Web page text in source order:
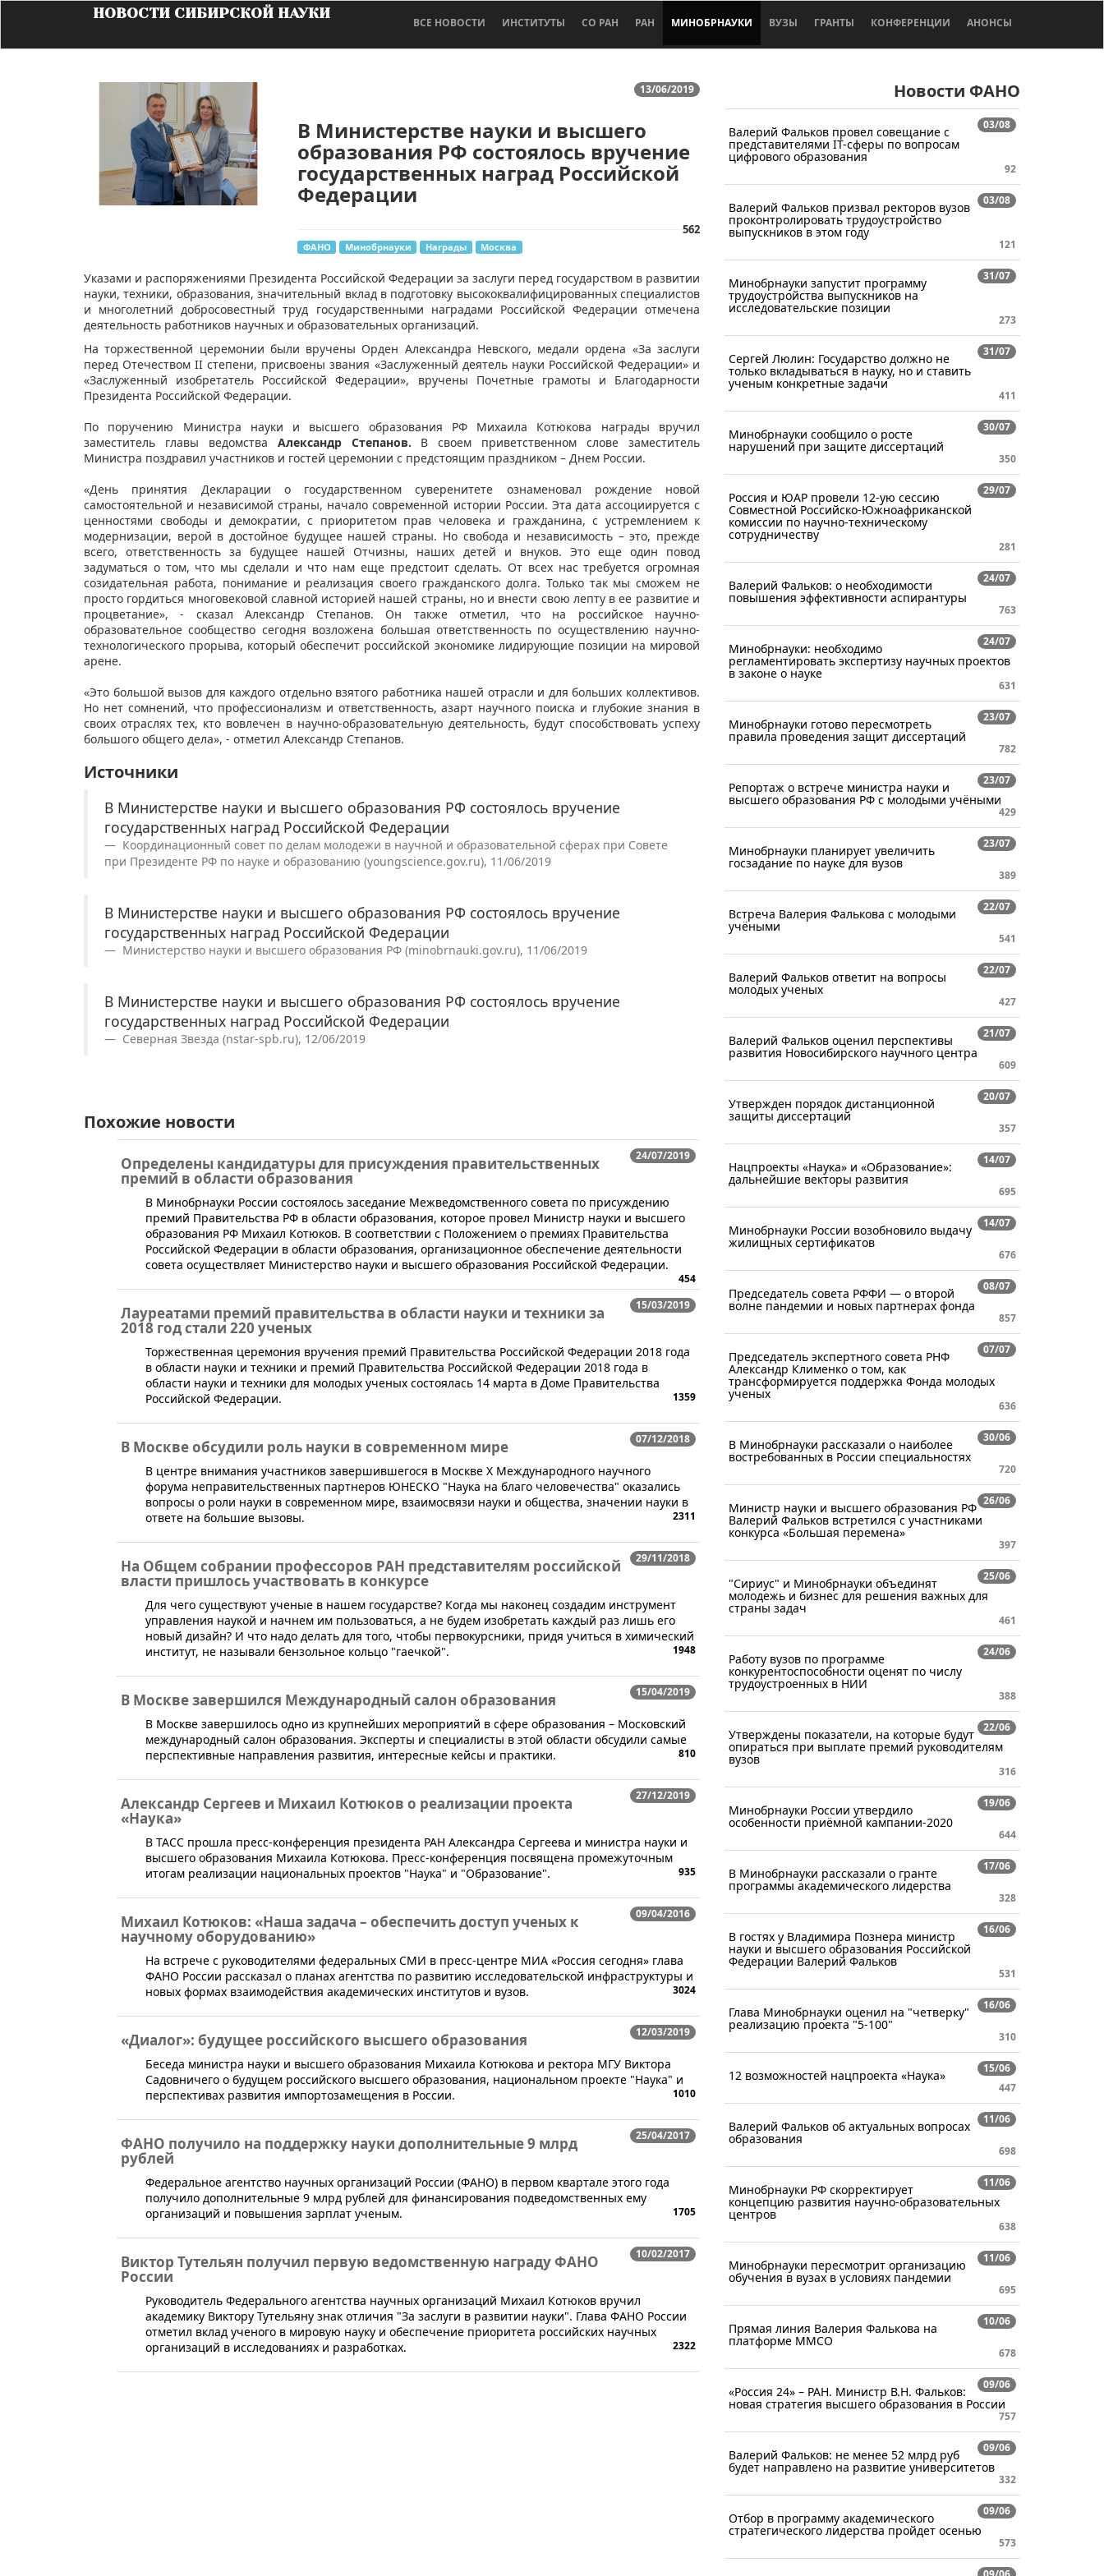
НОВОСТИ СИБИРСКОЙ НАУКИ
ВСЕ НОВОСТИ ИНСТИТУТЫ СО РАН РАН МИНОБРНАУКИ ВУЗЫ ГРАНТЫ КОНФЕРЕНЦИИ АНОНСЫ
13/06/2019
В Министерстве науки и высшего
образования РФ состоялось вручение
государственных наград Российской
Федерации
562
ФАНО Минобрнауки Награды Москва
​Указами и распоряжениями Президента Российской Федерации за заслуги перед государством в развитии
науки, техники, образования, значительный вклад в подготовку высококвалифицированных специалистов
и многолетний добросовестный труд государственными наградами Российской Федерации отмечена
деятельность работников научных и образовательных организаций.
На торжественной церемонии были вручены Орден Александра Невского, медали ордена «За заслуги
перед Отечеством II степени, присвоены звания «Заслуженный деятель науки Российской Федерации» и
«Заслуженный изобретатель Российской Федерации», вручены Почетные грамоты и Благодарности
Президента Российской Федерации.
По поручению Министра науки и высшего образования РФ Михаила Котюкова награды вручил
заместитель главы ведомства Александр Степанов. В своем приветственном слове заместитель
Министра поздравил участников и гостей церемонии с предстоящим праздником – Днем России.
«День принятия Декларации о государственном суверенитете ознаменовал рождение новой
самостоятельной и независимой страны, начало современной истории России. Эта дата ассоциируется с
ценностями свободы и демократии, с приоритетом прав человека и гражданина, с устремлением к
модернизации, верой в достойное будущее нашей страны. Но свобода и независимость – это, прежде
всего, ответственность за будущее нашей Отчизны, наших детей и внуков. Это еще один повод
задуматься о том, что мы сделали и что нам еще предстоит сделать. От всех нас требуется огромная
созидательная работа, понимание и реализация своего гражданского долга. Только так мы сможем не
просто гордиться многовековой славной историей нашей страны, но и внести свою лепту в ее развитие и
процветание», - сказал Александр Степанов. Он также отметил, что на российское научно-
образовательное сообщество сегодня возложена большая ответственность по осуществлению научно-
технологического прорыва, который обеспечит российской экономике лидирующие позиции на мировой
арене.
«Это большой вызов для каждого отдельно взятого работника нашей отрасли и для больших коллективов.
Но нет сомнений, что профессионализм и ответственность, азарт научного поиска и глубокие знания в
своих отраслях тех, кто вовлечен в научно-образовательную деятельность, будут способствовать успеху
большого общего дела», - отметил Александр Степанов.
Источники
В Министерстве науки и высшего образования РФ состоялось вручение
государственных наград Российской Федерации
Координационный совет по делам молодежи в научной и образовательной сферах при Совете
при Президенте РФ по науке и образованию (youngscience.gov.ru), 11/06/2019
В Министерстве науки и высшего образования РФ состоялось вручение
государственных наград Российской Федерации
Министерство науки и высшего образования РФ (minobrnauki.gov.ru), 11/06/2019
В Министерстве науки и высшего образования РФ состоялось вручение
государственных наград Российской Федерации
Северная Звезда (nstar-spb.ru), 12/06/2019
Похожие новости
24/07/2019
Определены кандидатуры для присуждения правительственных
премий в области образования
В Минобрнауки России состоялось заседание Межведомственного совета по присуждению
премий Правительства РФ в области образования, которое провел Министр науки и высшего
образования РФ Михаил Котюков. В соответствии с Положением о премиях Правительства
Российской Федерации в области образования, организационное обеспечение деятельности
совета осуществляет Министерство науки и высшего образования Российской Федерации.
454
15/03/2019
Лауреатами премий правительства в области науки и техники за
2018 год стали 220 ученых
​Торжественная церемония вручения премий Правительства Российской Федерации 2018 года
в области науки и техники и премий Правительства Российской Федерации 2018 года в
области науки и техники для молодых ученых состоялась 14 марта в Доме Правительства
Российской Федерации.
1359
07/12/2018
В Москве обсудили роль науки в современном мире
​В центре внимания участников завершившегося в Москве X Международного научного
форума неправительственных партнеров ЮНЕСКО "Наука на благо человечества" оказались
вопросы о роли науки в современном мире, взаимосвязи науки и общества, значении науки в
ответе на большие вызовы.
2311
29/11/2018
На Общем собрании профессоров РАН представителям российской
власти пришлось участвовать в конкурсе
​Для чего существуют ученые в нашем государстве? Когда мы наконец создадим инструмент
управления наукой и начнем им пользоваться, а не будем изобретать каждый раз лишь его
новый дизайн? И что надо делать для того, чтобы первокурсники, придя учиться в химический
институт, не называли бензольное кольцо "гаечкой".
1948
15/04/2019
В Москве завершился Международный салон образования
В Москве завершилось одно из крупнейших мероприятий в сфере образования – Московский
международный салон образования. Эксперты и специалисты в этой области обсудили самые
перспективные направления развития, интересные кейсы и практики.
810
27/12/2019
Александр Сергеев и Михаил Котюков о реализации проекта
«Наука»
В ТАСС прошла пресс-конференция президента РАН Александра Сергеева и министра науки и
высшего образования Михаила Котюкова. Пресс-конференция посвящена промежуточным
итогам реализации национальных проектов "Наука" и "Образование".
935
09/04/2016
Михаил Котюков: «Наша задача – обеспечить доступ ученых к
научному оборудованию»
​На встрече с руководителями федеральных СМИ в пресс-центре МИА «Россия сегодня» глава
ФАНО России рассказал о планах агентства по развитию исследовательской инфраструктуры и
новых формах взаимодействия академических институтов и вузов.
3024
12/03/2019
«Диалог»: будущее российского высшего образования
​Беседа министра науки и высшего образования Михаила Котюкова и ректора МГУ Виктора
Садовничего о будущем российского высшего образования, национальном проекте "Наука" и
перспективах развития импортозамещения в России.
1010
25/04/2017
ФАНО получило на поддержку науки дополнительные 9 млрд
рублей
Федеральное агентство научных организаций России (ФАНО) в первом квартале этого года
получило дополнительные 9 млрд рублей для финансирования подведомственных ему
организаций и повышения зарплат ученым.
1705
10/02/2017
Виктор Тутельян получил первую ведомственную награду ФАНО
России
​Руководитель Федерального агентства научных организаций Михаил Котюков вручил
академику Виктору Тутельяну знак отличия "За заслуги в развитии науки". Глава ФАНО России
отметил вклад ученого в мировую науку и обеспечение приоритета российских научных
организаций в исследованиях и разработках.
2322
Новости ФАНО
03/08
Валерий Фальков провел совещание с
представителями IT-сферы по вопросам
цифрового образования
92
03/08
Валерий Фальков призвал ректоров вузов
проконтролировать трудоустройство
выпускников в этом году
121
31/07
Минобрнауки запустит программу
трудоустройства выпускников на
исследовательские позиции
273
31/07
Сергей Люлин: Государство должно не
только вкладываться в науку, но и ставить
ученым конкретные задачи
411
30/07
Минобрнауки сообщило о росте
нарушений при защите диссертаций
350
29/07
Россия и ЮАР провели 12-ую сессию
Совместной Российско-Южноафриканской
комиссии по научно-техническому
сотрудничеству
281
24/07
Валерий Фальков: о необходимости
повышения эффективности аспирантуры
763
24/07
Минобрнауки: необходимо
регламентировать экспертизу научных проектов
в законе о науке
631
23/07
Минобрнауки готово пересмотреть
правила проведения защит диссертаций
782
23/07
Репортаж о встрече министра науки и
высшего образования РФ с молодыми учёными
429
23/07
Минобрнауки планирует увеличить
госзадание по науке для вузов
389
22/07
Встреча Валерия Фалькова с молодыми
учёными
541
22/07
Валерий Фальков ответит на вопросы
молодых ученых
427
21/07
Валерий Фальков оценил перспективы
развития Новосибирского научного центра
609
20/07
Утвержден порядок дистанционной
защиты диссертаций
357
14/07
Нацпроекты «Наука» и «Образование»:
дальнейшие векторы развития
695
14/07
Минобрнауки России возобновило выдачу
жилищных сертификатов
676
08/07
Председатель совета РФФИ — о второй
волне пандемии и новых партнерах фонда
857
07/07
Председатель экспертного совета РНФ
Александр Клименко о том, как
трансформируется поддержка Фонда молодых
ученых
636
30/06
В Минобрнауки рассказали о наиболее
востребованных в России специальностях
720
26/06
Министр науки и высшего образования РФ
Валерий Фальков встретился с участниками
конкурса «Большая перемена»
397
25/06
"Сириус" и Минобрнауки объединят
молодежь и бизнес для решения важных для
страны задач
461
24/06
Работу вузов по программе
конкурентоспособности оценят по числу
трудоустроенных в НИИ
388
22/06
Утверждены показатели, на которые будут
опираться при выплате премий руководителям
вузов
316
19/06
Минобрнауки России утвердило
особенности приёмной кампании-2020
644
17/06
В Минобрнауки рассказали о гранте
программы академического лидерства
328
16/06
В гостях у Владимира Познера министр
науки и высшего образования Российской
Федерации Валерий Фальков
531
16/06
Глава Минобрнауки оценил на "четверку"
реализацию проекта "5-100"
310
15/06
12 возможностей нацпроекта «Наука»
447
11/06
Валерий Фальков об актуальных вопросах
образования
698
11/06
Минобрнауки РФ скорректирует
концепцию развития научно-образовательных
центров
638
11/06
Минобрнауки пересмотрит организацию
обучения в вузах в условиях пандемии
695
10/06
Прямая линия Валерия Фалькова на
платформе ММСО
678
09/06
«Россия 24» – РАН. Министр В.Н. Фальков:
новая стратегия высшего образования в России
757
09/06
Валерий Фальков: не менее 52 млрд руб
будет направлено на развитие университетов
332
09/06
Отбор в программу академического
стратегического лидерства пройдет осенью
573